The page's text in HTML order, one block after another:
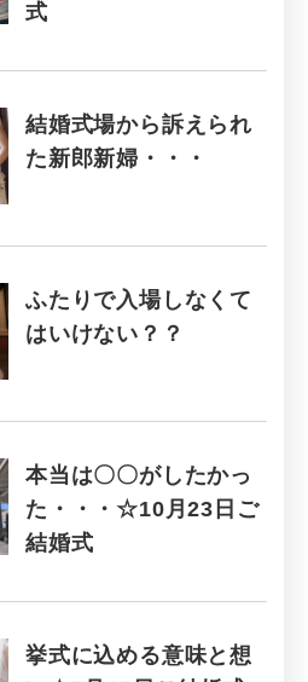
式
結婚式場から訴えられ
た新郎新婦・・・
ふたりで入場しなくて
はいけない？？
本当は〇〇がしたかっ
た・・・☆10月23日ご
結婚式
挙式に込める意味と想